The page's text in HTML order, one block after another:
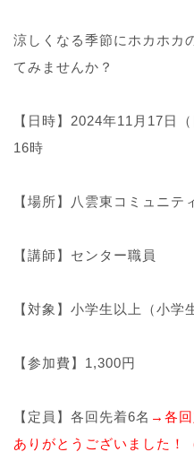
涼しくなる季節にホカホカ
てみませんか？
【日時】2024年11月17
16時
【場所】八雲東コミュニ
【講師】センター職員
【対象】小学生以上（小学
【参加費】1,300円
【定員】各回先着6名 →各回
ありがとうございました！